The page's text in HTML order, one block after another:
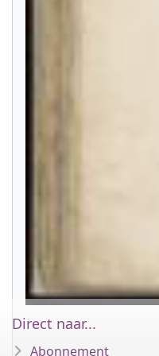
Direct naar...
Abonnement